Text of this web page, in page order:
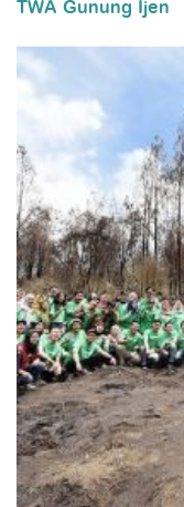
TWA Gunung Ijen